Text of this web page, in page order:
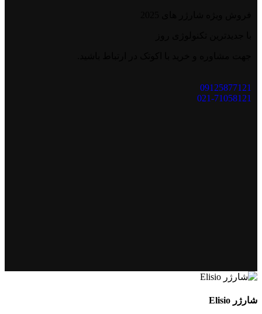
09125877121
021-71058121
شارژر Elisio